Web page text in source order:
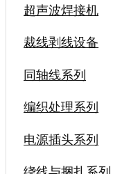
超声波焊接机
裁线剥线设备
同轴线系列
编织处理系列
电源插头系列